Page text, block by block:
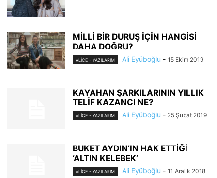
MİLLİ BİR DURUŞ İÇİN HANGİSİ
DAHA DOĞRU?
ALİCE - YAZILARIM Ali Eyüboğlu - 15 Ekim 2019
KAYAHAN ŞARKILARININ YILLIK
TELİF KAZANCI NE?
ALİCE - YAZILARIM Ali Eyüboğlu - 25 Şubat 2019
BUKET AYDIN’IN HAK ETTİĞİ
‘ALTIN KELEBEK’
ALİCE - YAZILARIM Ali Eyüboğlu - 11 Aralık 2018